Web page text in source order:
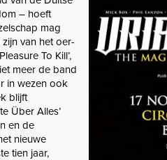
– hoeft
mag
van het oer-
To Kill’,
meer de band
in wezen ook
blijft
Über Alles’
en de
nieuwe
tien jaar,